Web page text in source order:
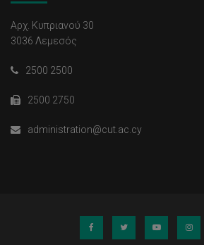
Αρχ. Κυπριανού 30
3036 Λεμεσός
2500 2500
2500 2750
administration@cut.ac.cy